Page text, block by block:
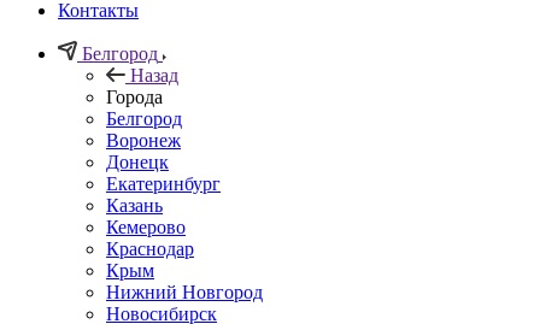
Контакты
Белгород
Назад
Города
Белгород
Воронеж
Донецк
Екатеринбург
Казань
Кемерово
Краснодар
Крым
Нижний Новгород
Новосибирск